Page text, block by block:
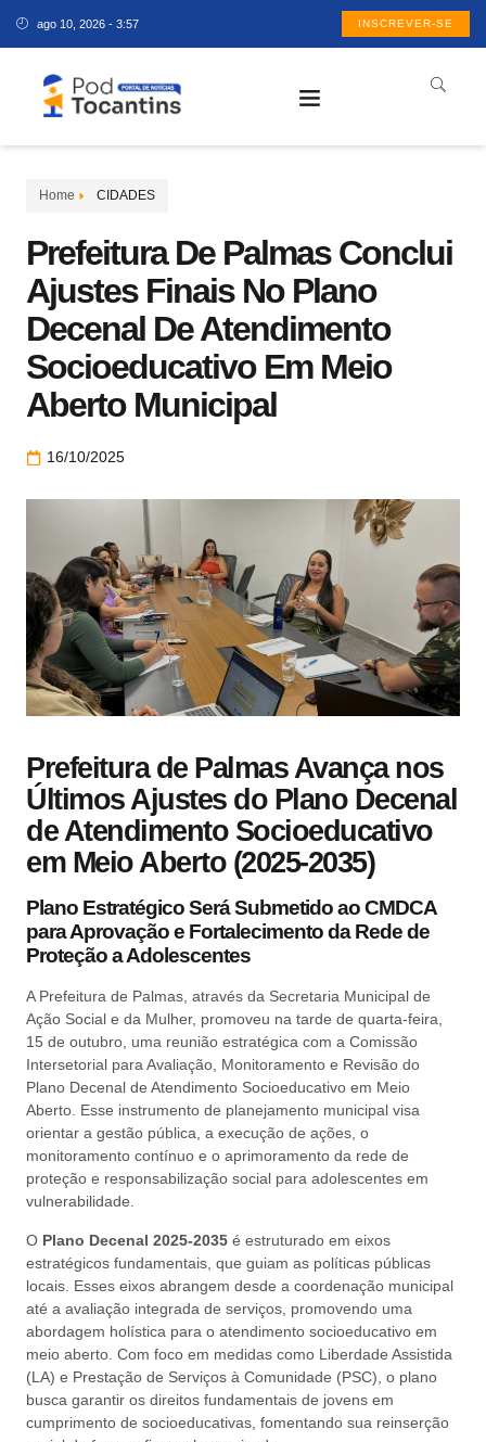
ago 10, 2026 - 3:57 INSCREVER-SE
Home CIDADES
Prefeitura De Palmas Conclui
Ajustes Finais No Plano
Decenal De Atendimento
Socioeducativo Em Meio
Aberto Municipal
16/10/2025
Prefeitura de Palmas Avança nos
Últimos Ajustes do Plano Decenal
de Atendimento Socioeducativo
em Meio Aberto (2025-2035)
Plano Estratégico Será Submetido ao CMDCA
para Aprovação e Fortalecimento da Rede de
Proteção a Adolescentes
A Prefeitura de Palmas, através da Secretaria Municipal de
Ação Social e da Mulher, promoveu na tarde de quarta-feira,
15 de outubro, uma reunião estratégica com a Comissão
Intersetorial para Avaliação, Monitoramento e Revisão do
Plano Decenal de Atendimento Socioeducativo em Meio
Aberto. Esse instrumento de planejamento municipal visa
orientar a gestão pública, a execução de ações, o
monitoramento contínuo e o aprimoramento da rede de
proteção e responsabilização social para adolescentes em
vulnerabilidade.
O Plano Decenal 2025-2035 é estruturado em eixos
estratégicos fundamentais, que guiam as políticas públicas
locais. Esses eixos abrangem desde a coordenação municipal
até a avaliação integrada de serviços, promovendo uma
abordagem holística para o atendimento socioeducativo em
meio aberto. Com foco em medidas como Liberdade Assistida
(LA) e Prestação de Serviços à Comunidade (PSC), o plano
busca garantir os direitos fundamentais de jovens em
cumprimento de socioeducativas, fomentando sua reinserção